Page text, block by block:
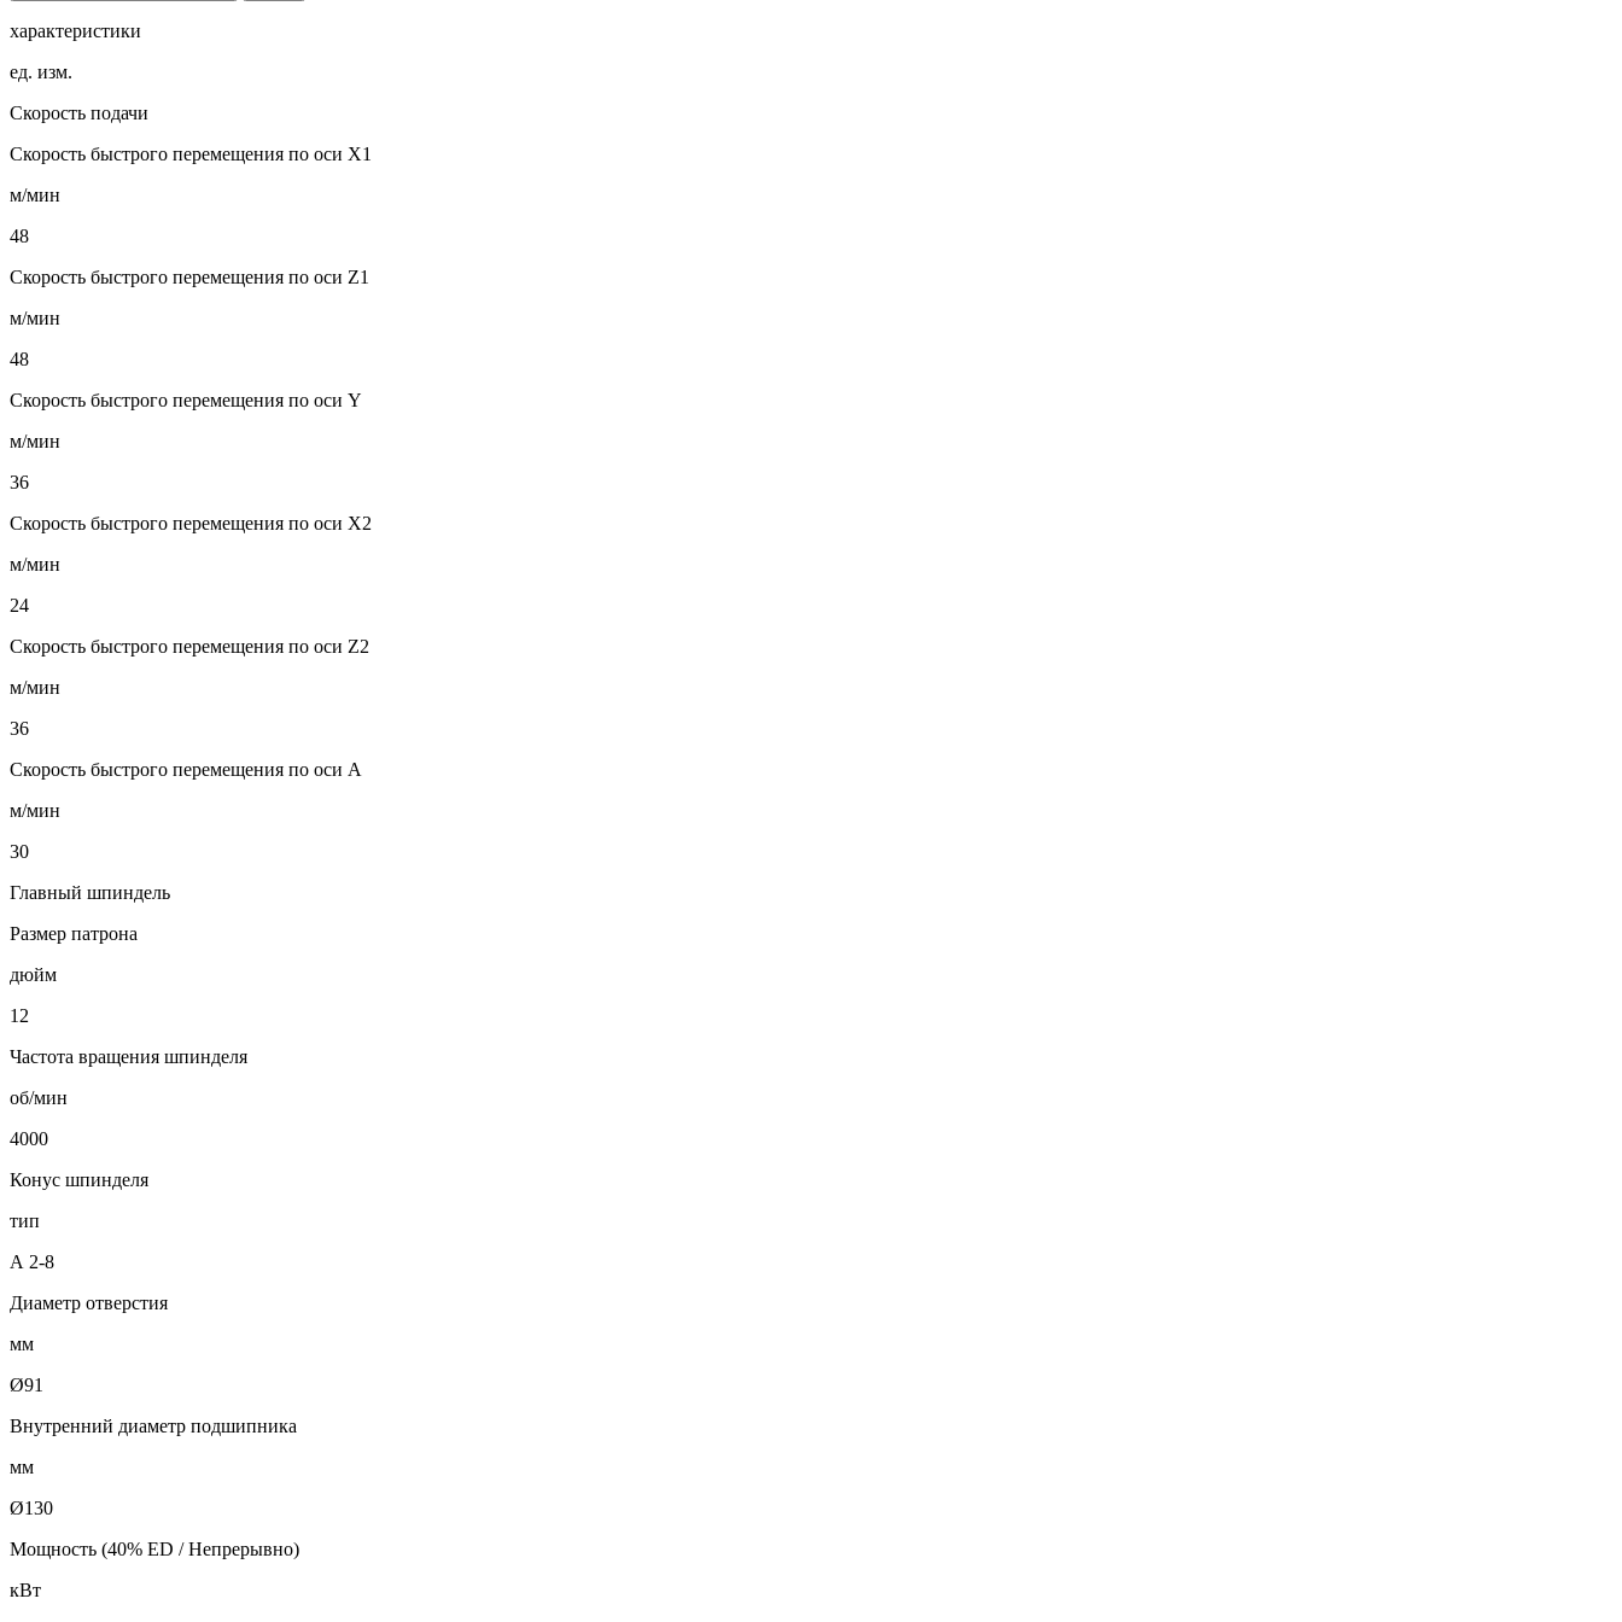
характеристики
ед. изм.
Скорость подачи
Скорость быстрого перемещения по оси X1
м/мин
48
Скорость быстрого перемещения по оси Z1
м/мин
48
Скорость быстрого перемещения по оси Y
м/мин
36
Скорость быстрого перемещения по оси X2
м/мин
24
Скорость быстрого перемещения по оси Z2
м/мин
36
Скорость быстрого перемещения по оси A
м/мин
30
Главный шпиндель
Размер патрона
дюйм
12
Частота вращения шпинделя
об/мин
4000
Конус шпинделя
тип
А 2-8
Диаметр отверстия
мм
Ø91
Внутренний диаметр подшипника
мм
Ø130
Мощность (40% ED / Непрерывно)
кВт